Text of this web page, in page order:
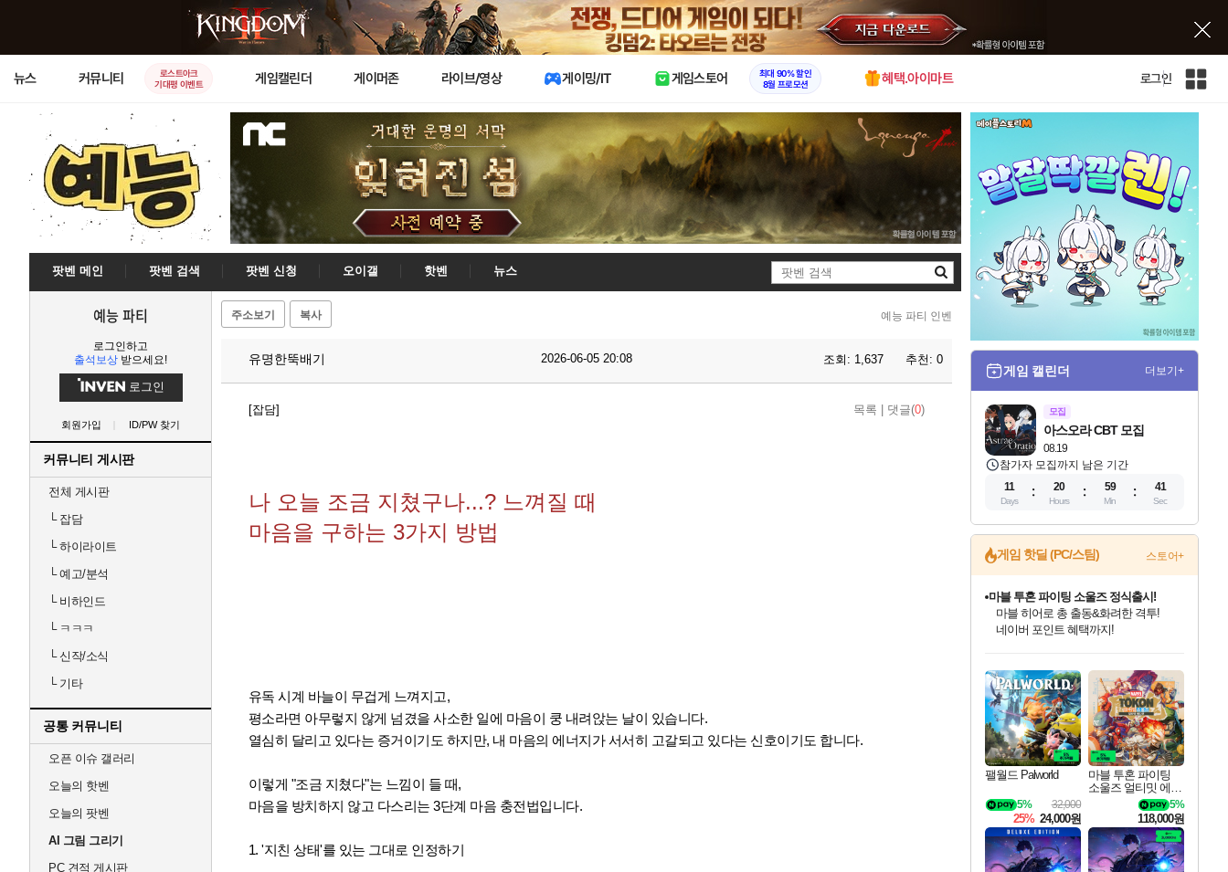
X
뉴스 커뮤니티
로스트아크
기대평 이벤트
게임캘린더 게이머존 라이브/영상 게이밍/IT 게임스토어
최대 90% 할인
8월 프로모션
혜택.아이마트 로그인
인
트
팟벤 메인 팟벤 검색 팟벤 신청 오이갤 핫벤
뉴스
검
예능 파티
로그인하고
출석보상 받으세요!
로그인
회원가입 ID/PW 찾기
커뮤니티 게시판
전체 게시판
└잡담
└하이라이트
└예고/분석
└비하인드
└ㅋㅋㅋ
└신작/소식
└기타
공통 커뮤니티
오픈 이슈 갤러리
오늘의 핫벤
오늘의 팟벤
AI 그림 그리기
PC 견적 게시판
주소보기 복사 예능 파티 인벤
유명한뚝배기 2026-06-05 20:08 조회: 1,637 추천: 0
[잡담] 목록 댓글(0)
나 오늘 조금 지쳤구나...? 느껴질 때
마음을 구하는 3가지 방법
유독 시계 바늘이 무겁게 느껴지고,
평소라면 아무렇지 않게 넘겼을 사소한 일에 마음이 쿵 내려앉는 날이 있습니다.
열심히 달리고 있다는 증거이기도 하지만, 내 마음의 에너지가 서서히 고갈되고 있다는 신호이기도 합니다.
이렇게 "조금 지쳤다"는 느낌이 들 때,
마음을 방치하지 않고 다스리는 3단계 마음 충전법입니다.
1. '지친 상태'를 있는 그대로 인정하기
게임 캘린더 더보기+
모집
08.19
아스오라 CBT 모집
참가자 모집까지 남은 기간
11
Days
20
Hours
59
Min
40
Sec
게임 핫딜 (PC/스팀) 스토어+
최대 90% 할인가를 만나보세요!
네이버혜택과 함께 만나보세요!
50%할인&추가 적립까지!
마블 투혼 파이팅 소울즈 정식출시!
마블 히어로 총 출동&화려한 격투!
네이버 포인트 혜택까지!
이니&베니 혜택까지!
네이버 혜택가와 함께 예약하세요!
할인&네이버혜택으로 만나보세요!
네이버페이 혜택과 만나보세요!
40주년 프로모션으로 만나보세요!
할인가에 만나보세요!
일부 에디션 상시 할인!
혜택으로 예약 판매 중
편안하게 충전하세요
팰월드 Palworld
32,000
5%
25% 24,000원
마블 투혼 파이팅
소울즈 얼티밋 에디
션 MARVEL Tokon
Fighting Souls Ultima
te Edition
5%
118,000원